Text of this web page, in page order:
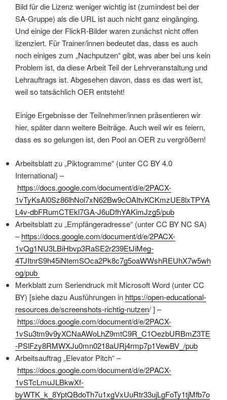
Bild für die Lizenz weniger wichtig ist (zumindest bei der
SA-Gruppe) als die URL ist auch nicht ganz eingänging.
Und einige der FlickR-Bilder waren zunächst nicht offen
lizenziert. Für Trainer/innen bedeutet das, dass es auch
noch einiges zum „Nachputzen“ gibt, was aber bei uns kein
Problem ist, da diese Arbeit Teil der Lehrveranstaltung und
Lehrauftrags ist. Abgesehen davon, dass es das wert ist,
weil so tatsächlich OER entsteht!
Einige Ergebnisse der Teilnehmer/innen präsentieren wir
hier, später dann weitere Beiträge. Auch weil wir es feiern,
dass es so gelungen ist, den Pool an OER zu vergrößern!
Arbeitsblatt zu „Piktogramme“ (unter CC BY 4.0
International) –
https://docs.google.com/document/d/e/2PACX-
1vTyKsAl0Sz86lhNol7xN62Bw9cOAItvKCKmzUE8lxTPYA
L4v-dbFRumCTEkl7GA-J6uDfhYAKimJzg5/pub
Arbeitsblatt zu „Empfängeradresse“ (unter CC BY NC SA)
–https://docs.google.com/document/d/e/2PACX-
1vQg1NU3LBiHbvp3RaSE2r239EtJiMeg-
4TJItnrS9h45iNtemSOca2Pk8c7g5oaWWshREUhX7w5wh
og/pub
Merkblatt zum Seriendruck mit Microsoft Word (unter CC
BY) [siehe dazu Ausführungen in https://open-educational-
resources.de/screenshots-richtig-nutzen/ ] –
https://docs.google.com/document/d/e/2PACX-
1vSu3tm9v9yXCNaAWoLhZ9mtC9R_C1OezbURBmZ3TE
-PSlFzy8RMWXJu0mn0218aURj4rmp7p1VewBV_/pub
Arbeitsauftrag „Elevator Pitch“ –
https://docs.google.com/document/d/e/2PACX-
1vSTcLmuJLBkwXf-
byWTK_k_8YptQBdoTh7u1xgVxUuRtr33ujLgFoTy1tjMfb7o